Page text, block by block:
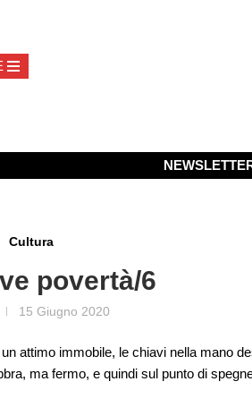
Cultura
povertà/6
15 Giugno 2020
attimo immobile, le chiavi nella mano
ma fermo, e quindi sul punto di